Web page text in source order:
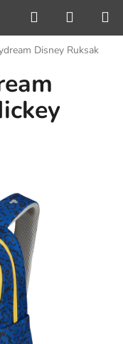
Hľadať
KOŠÍK
Disney Ruksak